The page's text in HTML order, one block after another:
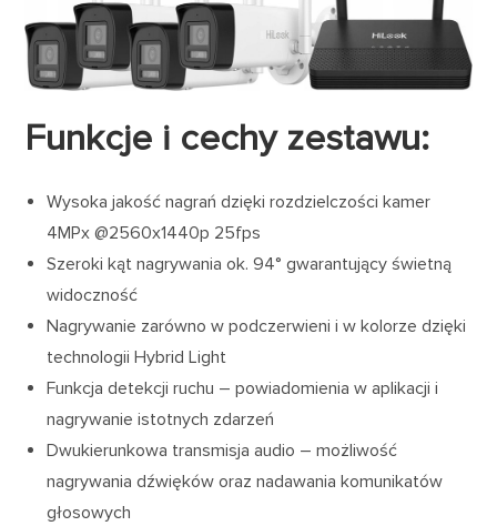
Funkcje i cechy zestawu:
Wysoka jakość nagrań dzięki rozdzielczości kamer
4MPx @2560x1440p 25fps
Szeroki kąt nagrywania ok. 94° gwarantujący świetną
widoczność
Nagrywanie zarówno w podczerwieni i w kolorze dzięki
technologii Hybrid Light
Funkcja detekcji ruchu – powiadomienia w aplikacji i
nagrywanie istotnych zdarzeń
Dwukierunkowa transmisja audio – możliwość
nagrywania dźwięków oraz nadawania komunikatów
głosowych